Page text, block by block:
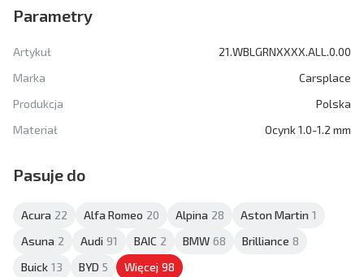
Parametry
Artykuł
21.WBLGRNXXXX.ALL.0.00
Marka
Carsplace
Produkcja
Polska
Materiał
Ocynk 1.0-1.2 mm
Pasuje do
Acura 22 Alfa Romeo 20 Alpina 28 Aston Martin 1
Asuna 2 Audi 91 BAIC 2 BMW 68 Brilliance 8
Buick 13 BYD 5 Więcej 98